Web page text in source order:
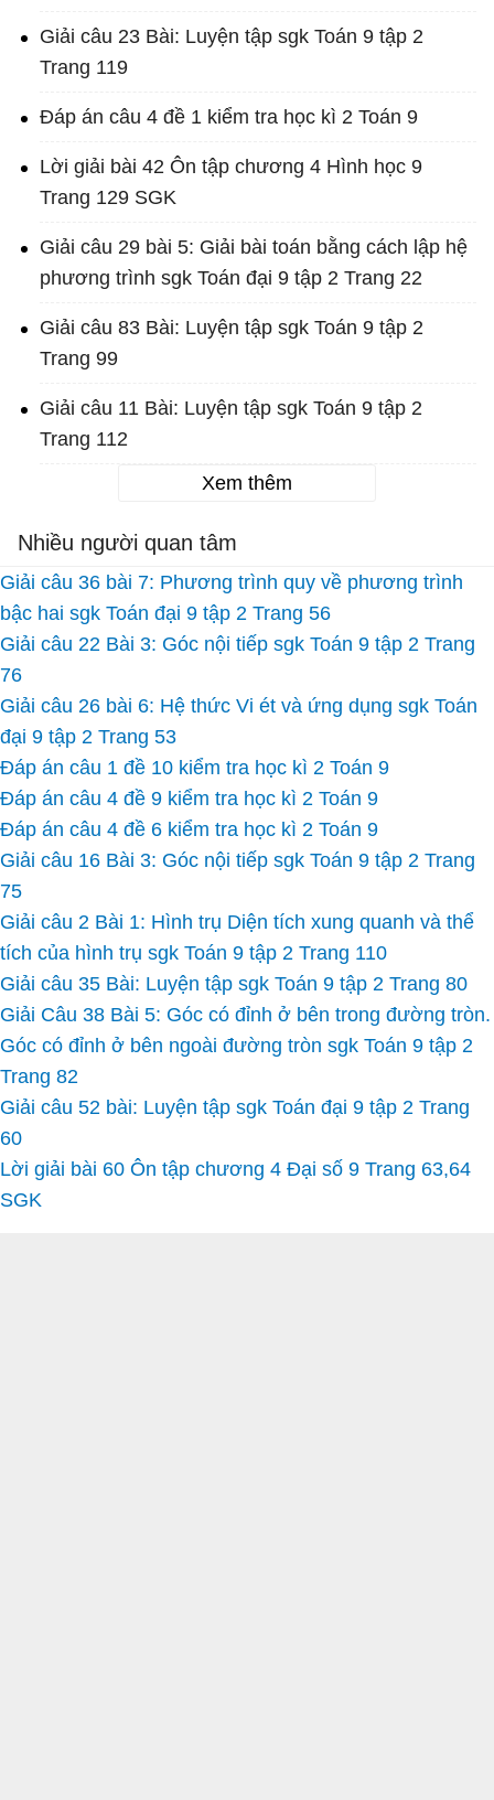
Giải câu 23 Bài: Luyện tập sgk Toán 9 tập 2
Trang 119
Đáp án câu 4 đề 1 kiểm tra học kì 2 Toán 9
Lời giải bài 42 Ôn tập chương 4 Hình học 9
Trang 129 SGK
Giải câu 29 bài 5: Giải bài toán bằng cách lập hệ
phương trình sgk Toán đại 9 tập 2 Trang 22
Giải câu 83 Bài: Luyện tập sgk Toán 9 tập 2
Trang 99
Giải câu 11 Bài: Luyện tập sgk Toán 9 tập 2
Trang 112
Xem thêm
Nhiều người quan tâm
Giải câu 36 bài 7: Phương trình quy về phương trình
bậc hai sgk Toán đại 9 tập 2 Trang 56
Giải câu 22 Bài 3: Góc nội tiếp sgk Toán 9 tập 2 Trang
76
Giải câu 26 bài 6: Hệ thức Vi ét và ứng dụng sgk Toán
đại 9 tập 2 Trang 53
Đáp án câu 1 đề 10 kiểm tra học kì 2 Toán 9
Đáp án câu 4 đề 9 kiểm tra học kì 2 Toán 9
Đáp án câu 4 đề 6 kiểm tra học kì 2 Toán 9
Giải câu 16 Bài 3: Góc nội tiếp sgk Toán 9 tập 2 Trang
75
Giải câu 2 Bài 1: Hình trụ Diện tích xung quanh và thể
tích của hình trụ sgk Toán 9 tập 2 Trang 110
Giải câu 35 Bài: Luyện tập sgk Toán 9 tập 2 Trang 80
Giải Câu 38 Bài 5: Góc có đỉnh ở bên trong đường tròn.
Góc có đỉnh ở bên ngoài đường tròn sgk Toán 9 tập 2
Trang 82
Giải câu 52 bài: Luyện tập sgk Toán đại 9 tập 2 Trang
60
Lời giải bài 60 Ôn tập chương 4 Đại số 9 Trang 63,64
SGK